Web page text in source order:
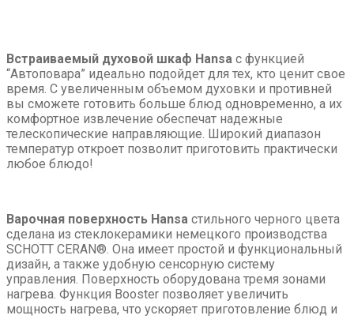
Встраиваемый духовой шкаф Hansa с функцией
“Автоповара” идеально подойдет для тех, кто ценит свое
время. С увеличенным объемом духовки и противней
вы сможете готовить больше блюд одновременно, а их
комфортное извлечение обеспечат надежные
телескопические направляющие. Широкий диапазон
температур откроет позволит приготовить практически
любое блюдо!
Варочная поверхность Hansa стильного черного цвета
сделана из стеклокерамики немецкого производства
SCHOTT CERAN®. Она имеет простой и функциональный
дизайн, а также удобную сенсорную систему
управления. Поверхность оборудована тремя зонами
нагрева. Функция Booster позволяет увеличить
мощность нагрева, что ускоряет приготовление блюд и